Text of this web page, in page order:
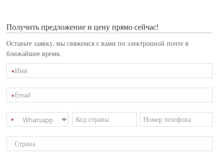
Получить предложение и цену прямо сейчас!
Оставьте заявку, мы свяжемся с вами по электронной почте в
ближайшее время.
*
*
Whatsapp